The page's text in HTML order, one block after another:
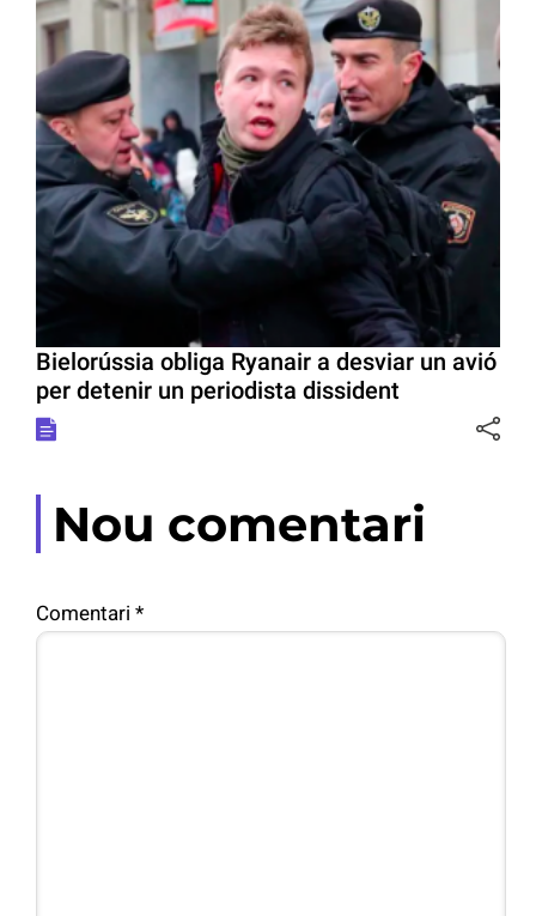
Bielorússia obliga Ryanair a desviar un avió
per detenir un periodista dissident
Nou comentari
Comentari *